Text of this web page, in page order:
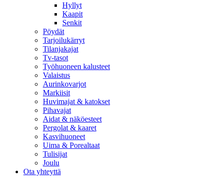
Hyllyt
Kaapit
Senkit
Pöydät
Tarjoilukärryt
Tilanjakajat
Tv-tasot
Työhuoneen kalusteet
Valaistus
Aurinkovarjot
Markiisit
Huvimajat & katokset
Pihavajat
Aidat & näköesteet
Pergolat & kaaret
Kasvihuoneet
Uima & Porealtaat
Tulisijat
Joulu
Ota yhteyttä